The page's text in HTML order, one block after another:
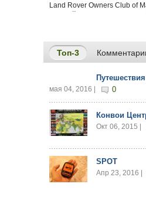
Land Rover Owners Club of
крупнейших клубов
Топ-3 (активная
мая 04, 2016 | 0
Конвои
Окт 06, 2015 |
SPOT
Апр 23, 2016 |